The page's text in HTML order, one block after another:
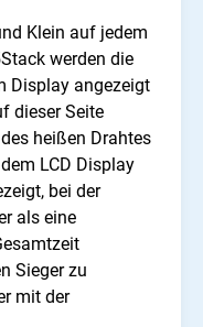
Klein auf jedem
werden die
Display angezeigt
dieser Seite
heißen Drahtes
LCD Display
bei der
als eine
Sieger zu
mit der